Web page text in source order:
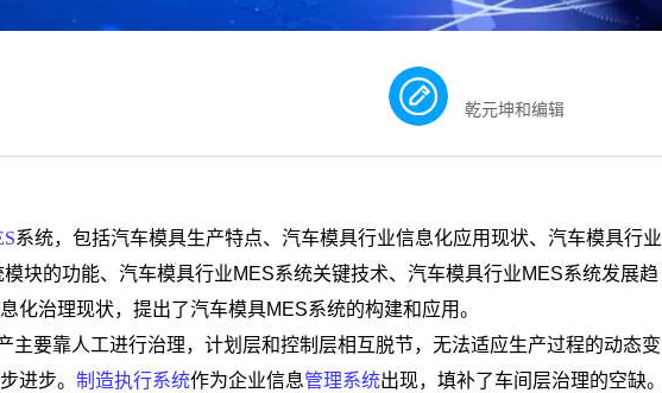
乾元坤和编辑
系统，包括汽车模具生产特点、汽车模具行业信息化应用现状、汽车模具行业
块的功能、汽车模具行业MES系统关键技术、汽车模具行业MES系统发展趋
化治理现状，提出了汽车模具MES系统的构建和应用。
主要靠人工进行治理，计划层和控制层相互脱节，无法适应生产过程的动态变
进步。 制造执行系统作为企业信息管理系统出现，填补了车间层治理的空缺。